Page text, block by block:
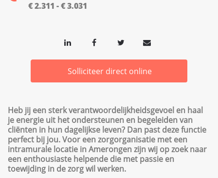
€ 2.311 - € 3.031
Solliciteer direct online
Heb jij een sterk verantwoordelijkheidsgevoel en haal
je energie uit het ondersteunen en begeleiden van
cliënten in hun dagelijkse leven? Dan past deze functie
perfect bij jou. Voor een zorgorganisatie met een
intramurale locatie in Amerongen zijn wij op zoek naar
een enthousiaste helpende die met passie en
toewijding in de zorg wil werken.